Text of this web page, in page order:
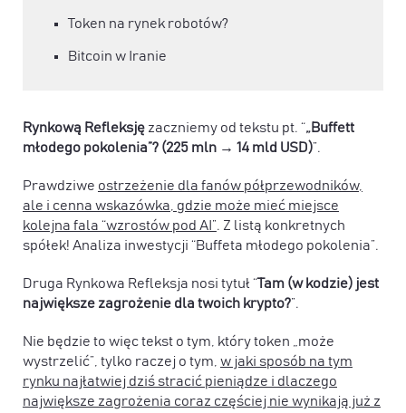
Token na rynek robotów?
Bitcoin w Iranie
Rynkową Refleksję zaczniemy od tekstu pt. “„Buffett
młodego pokolenia”? (225 mln → 14 mld USD)”.
Prawdziwe ostrzeżenie dla fanów półprzewodników,
ale i cenna wskazówka, gdzie może mieć miejsce
kolejna fala “wzrostów pod AI”. Z listą konkretnych
spółek! Analiza inwestycji “Buffeta młodego pokolenia”.
Druga Rynkowa Refleksja nosi tytuł “Tam (w kodzie) jest
największe zagrożenie dla twoich krypto?”.
Nie będzie to więc tekst o tym, który token „może
wystrzelić”, tylko raczej o tym, w jaki sposób na tym
rynku najłatwiej dziś stracić pieniądze i dlaczego
największe zagrożenia coraz częściej nie wynikają już z